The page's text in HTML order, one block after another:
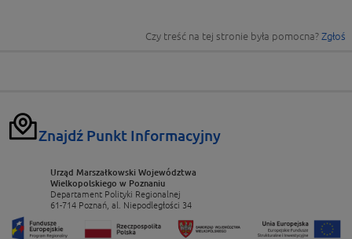
Czy treść na tej stronie była pomocna? Zgłoś
Znajdź Punkt Informacyjny
Urząd Marszałkowski Województwa
Wielkopolskiego w Poznaniu
Departament Polityki Regionalnej
61-714 Poznań, al. Niepodległości 34